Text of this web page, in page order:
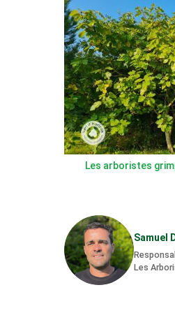
Les arboristes
Samuel
Les